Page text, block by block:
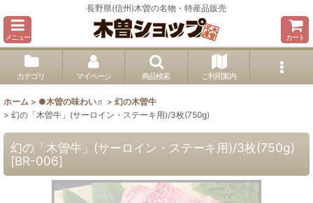
長野県(信州)木曽の名物・特産品販売
メニュー カート
カテゴリ マイページ 商品検索 ご利用案内
ホーム > ●木曽の味わい♬ > 幻の木曽牛
> 幻の「木曽牛」(サーロイン・ステーキ用)/3枚(750g)
幻の「木曽牛」(サーロイン・ステーキ用)/3枚(750g)
[BR-006]